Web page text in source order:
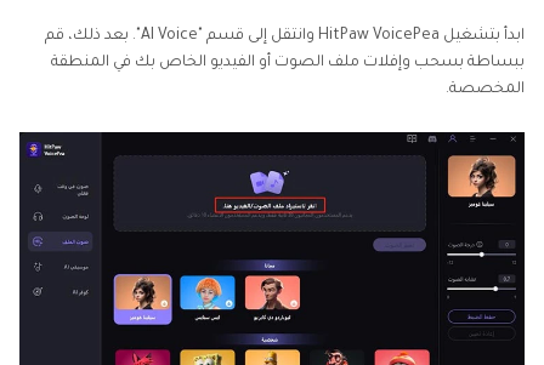
ابدأ بتشغيل HitPaw VoicePea وانتقل إلى قسم "AI Voice". بعد ذلك، قم
ببساطة بسحب وإفلات ملف الصوت أو الفيديو الخاص بك في المنطقة
المخصصة.